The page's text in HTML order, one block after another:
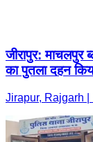
जीरापुर: माचलपुर
का पुतला दहन
Jirapur, Rajgarh